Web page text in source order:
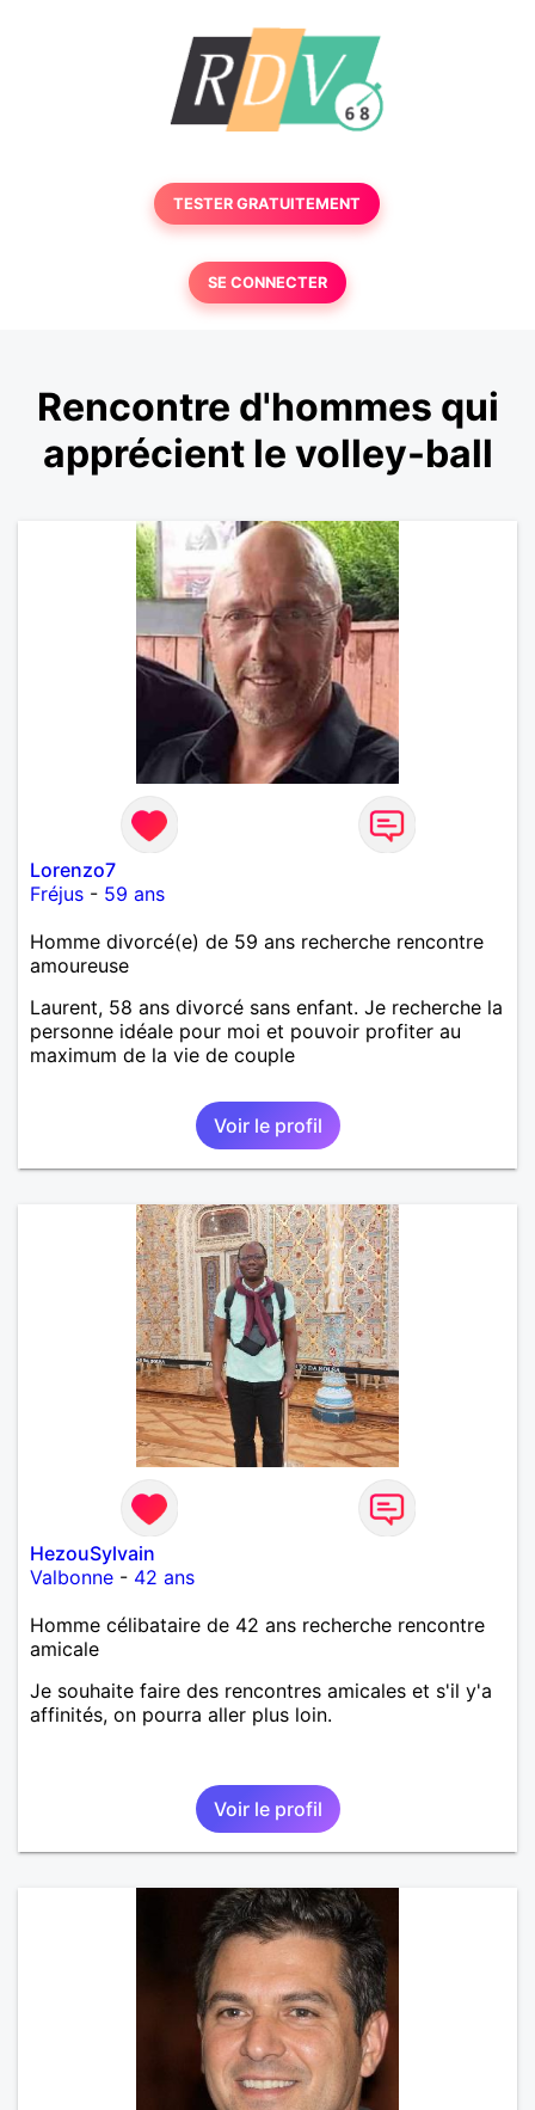
TESTER GRATUITEMENT
SE CONNECTER
Rencontre d'hommes qui
apprécient le volley-ball
Lorenzo7
Fréjus - 59 ans
Homme divorcé(e) de 59 ans recherche rencontre
amoureuse
Laurent, 58 ans divorcé sans enfant. Je recherche la
personne idéale pour moi et pouvoir profiter au
maximum de la vie de couple
Voir le profil
HezouSylvain
Valbonne - 42 ans
Homme célibataire de 42 ans recherche rencontre
amicale
Je souhaite faire des rencontres amicales et s'il y'a
affinités, on pourra aller plus loin.
Voir le profil